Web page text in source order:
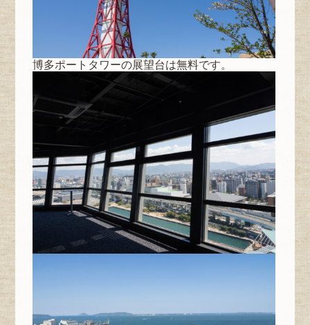
博多ポートタワーの展望台は無料です。